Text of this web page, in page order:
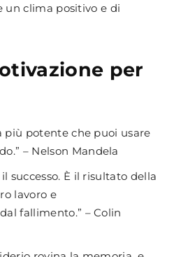
clima positivo e di
per
più potente che puoi usare
– Nelson Mandela
successo. È il risultato della
lavoro e
fallimento.” – Colin